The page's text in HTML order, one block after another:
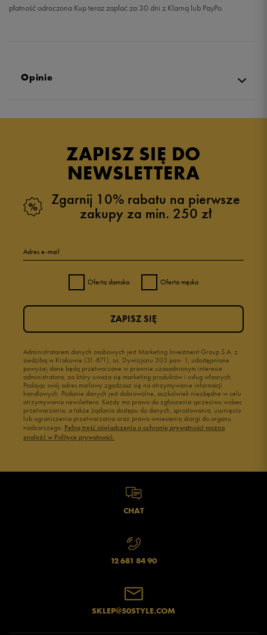
płatność odroczona Kup teraz zapłać za 30 dni z Klarną lub PayPo
Opinie
ZAPISZ SIĘ DO
NEWSLETTERA
Zgarnij 10% rabatu na pierwsze
zakupy za min. 250 zł
Adres e-mail
Oferta damska Oferta męska
Administratorem danych osobowych jest Marketing Investment Group S.A. z
siedzibą w Krakowie (31-871), os. Dywizjonu 303 paw. 1, udostępnione
powyżej dane będą przetwarzane w prawnie uzasadnionym interesie
administratora, za który uważa się marketing produktów i usług własnych.
Podając swój adres mailowy zgadzasz się na otrzymywanie informacji
handlowych. Podanie danych jest dobrowolne, aczkolwiek niezbędne w celu
otrzymywania newslettera. Każdy ma prawo do zgłoszenia sprzeciwu wobec
przetwarzania, a także żądania dostępu do danych, sprostowania, usunięcia
lub ograniczenia przetwarzania oraz prawo wniesienia skargi do organu
nadzorczego. Pełną treść oświadczenia o ochronie prywatności można
znaleźć w Polityce prywatności.
ZAPISZ SIĘ
CHAT
12 681 84 90
SKLEP@50STYLE.COM